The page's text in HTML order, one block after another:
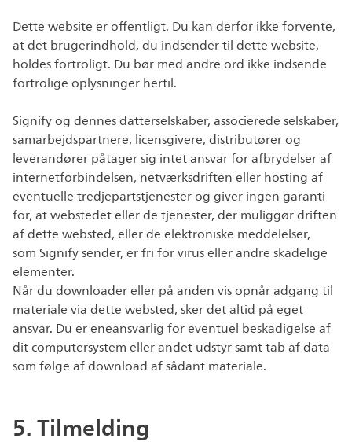
Dette website er offentligt. Du kan derfor ikke forvente,
at det brugerindhold, du indsender til dette website,
holdes fortroligt. Du bør med andre ord ikke indsende
fortrolige oplysninger hertil.
Signify og dennes datterselskaber, associerede selskaber,
samarbejdspartnere, licensgivere, distributører og
leverandører påtager sig intet ansvar for afbrydelser af
internetforbindelsen, netværksdriften eller hosting af
eventuelle tredjepartstjenester og giver ingen garanti
for, at webstedet eller de tjenester, der muliggør driften
af dette websted, eller de elektroniske meddelelser,
som Signify sender, er fri for virus eller andre skadelige
elementer.
Når du downloader eller på anden vis opnår adgang til
materiale via dette websted, sker det altid på eget
ansvar. Du er eneansvarlig for eventuel beskadigelse af
dit computersystem eller andet udstyr samt tab af data
som følge af download af sådant materiale.
5. Tilmelding